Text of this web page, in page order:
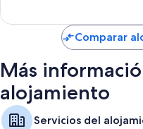
Balcones, hervidores
Comparar
Más
alojamiento
Servicios del